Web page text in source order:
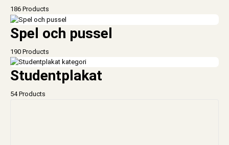
186 Products
Spel och pussel
190 Products
Studentplakat
54 Products